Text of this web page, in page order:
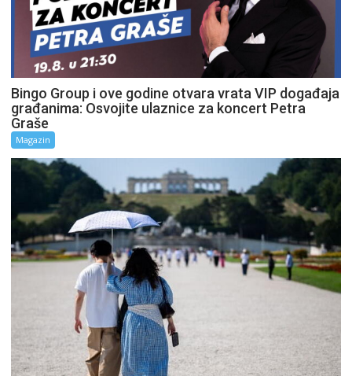
Bingo Group i ove godine otvara vrata VIP događaja
građanima: Osvojite ulaznice za koncert Petra
Graše
Magazin